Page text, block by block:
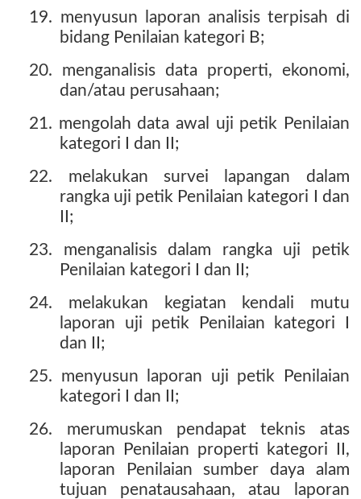
19. menyusun laporan analisis terpisah di
bidang Penilaian kategori B;
20. menganalisis data properti, ekonomi,
dan/atau perusahaan;
21. mengolah data awal uji petik Penilaian
kategori I dan II;
22. melakukan survei lapangan dalam
rangka uji petik Penilaian kategori I dan
II;
23. menganalisis dalam rangka uji petik
Penilaian kategori I dan II;
24. melakukan kegiatan kendali mutu
laporan uji petik Penilaian kategori I
dan II;
25. menyusun laporan uji petik Penilaian
kategori I dan II;
26. merumuskan pendapat teknis atas
laporan Penilaian properti kategori II,
laporan Penilaian sumber daya alam
tujuan penatausahaan, atau laporan